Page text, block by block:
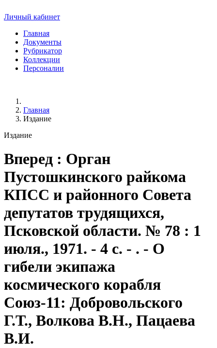
Личный кабинет
Главная
Документы
Рубрикатор
Коллекции
Персоналии
Главная
Издание
Издание
Вперед : Орган
Пустошкинского райкома
КПСС и районного Совета
депутатов трудящихся,
Псковской области. № 78 : 1
июля., 1971. - 4 с. - . - О
гибели экипажа
космического корабля
Союз-11: Добровольского
Г.Т., Волкова В.Н., Пацаева
В.И.